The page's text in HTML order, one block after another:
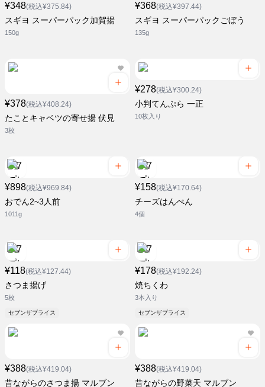
¥348(税込¥375.84)
スギヨ スーパーパック加賀揚
150g
¥368(税込¥397.44)
スギヨ スーパーパックごぼう
135g
¥378(税込¥408.24)
たことキャベツの寄せ揚 伏見
3枚
¥278(税込¥300.24)
小判てんぷら 一正
10枚入り
¥898(税込¥969.84)
おでん2~3人前
1011g
¥158(税込¥170.64)
チーズはんぺん
4個
¥118(税込¥127.44)
さつま揚げ
5枚
セブンザプライス
¥178(税込¥192.24)
焼ちくわ
3本入り
セブンザプライス
¥388(税込¥419.04)
昔ながらのさつま揚 マルブン
¥388(税込¥419.04)
昔ながらの野菜天 マルブン